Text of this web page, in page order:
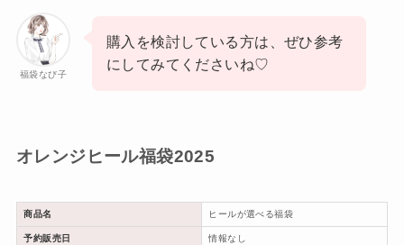
福袋なび子
購入を検討している方は、ぜひ参考
にしてみてくださいね♡
オレンジヒール福袋2025
商品名 ヒールが選べる福袋
予約販売日 情報なし